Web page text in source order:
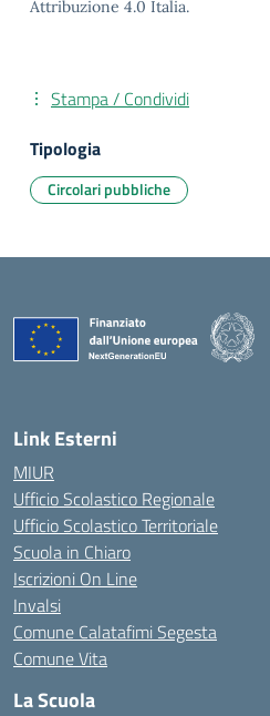
Attribuzione 4.0 Italia.
Stampa / Condividi
Tipologia
Circolari pubbliche
Link Esterni
MIUR
Ufficio Scolastico Regionale
Ufficio Scolastico Territoriale
Scuola in Chiaro
Iscrizioni On Line
Invalsi
Comune Calatafimi Segesta
Comune Vita
La Scuola